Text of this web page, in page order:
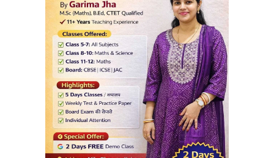
सहरसा मिड-डे मील विवाद : भोजन में सांप का हिस्सा मिलने का
आरोप, फिर बिगड़ी बच्चों की तबीयत
Kriyansh May 8, 2026
Read More »